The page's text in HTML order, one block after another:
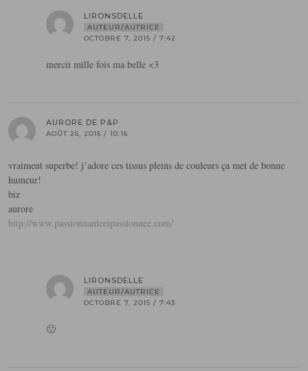
LIRONSDELLE
AUTEUR/AUTRICE
OCTOBRE 7, 2015 / 7:42
mercii mille fois ma belle <3
AURORE DE P&P
AOÛT 26, 2015 / 10:16
vraiment superbe! j’adore ces tissus pleins de couleurs ça met de bonne
humeur!
biz
aurore
http://www.passionnanteetpassionnee.com/
LIRONSDELLE
AUTEUR/AUTRICE
OCTOBRE 7, 2015 / 7:43
🙂